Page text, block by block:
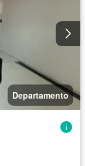
Departamento